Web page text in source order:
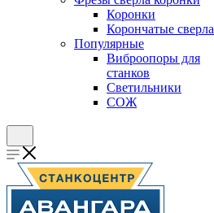
Коронки
Корончатые сверла
Популярные
Виброопоры для
станков
Светильники
СОЖ